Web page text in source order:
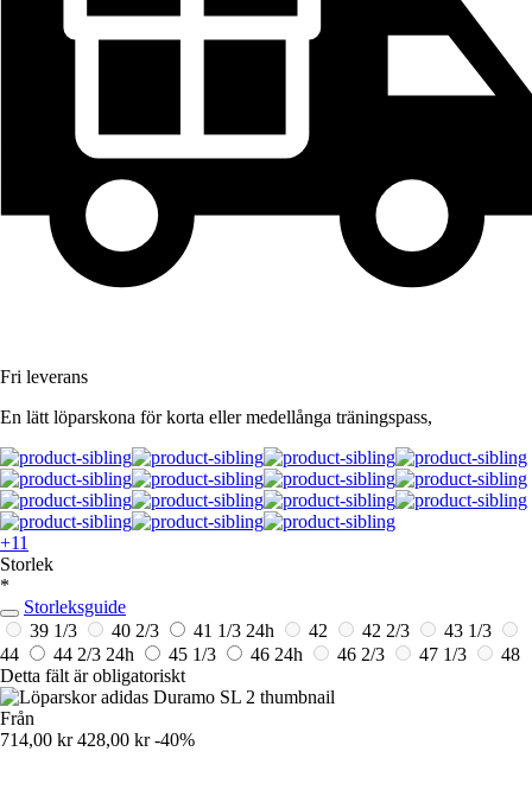
Fri leverans
En lätt löparskona för korta eller medellånga träningspass,
+11
Storlek
*
Storleksguide
39 1/3
40 2/3 41 1/3 24h 42 42 2/3
43 1/3
44
44 2/3 24h 45 1/3 46 24h 46 2/3 47 1/3
48
Detta fält är obligatoriskt
Från
714,00 kr 428,00 kr -40%